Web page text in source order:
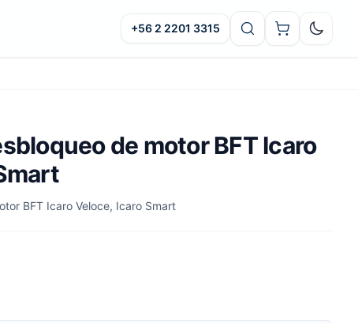
+56 2 2201 3315 Oscuro
de motor BFT Icaro
BFT Icaro Veloce, Icaro Smart